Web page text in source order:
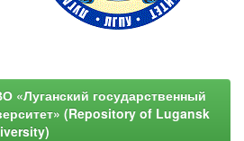
«Луганский государственный
(Repository of Lugansk